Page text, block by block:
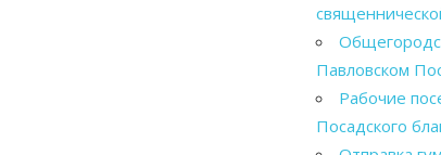
Павловском
Рабочие
Посадского